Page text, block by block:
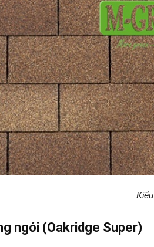
Kiểu
ngói (Oakridge Super)